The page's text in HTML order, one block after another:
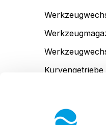
Kurvengetriebe
Sonderlösungen